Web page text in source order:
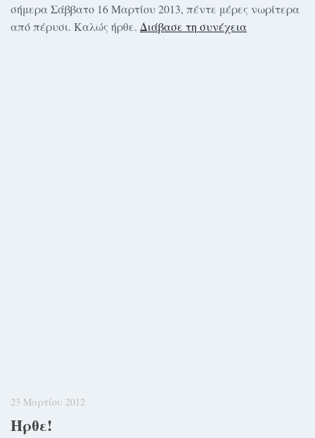
σήμερα Σάββατο 16 Μαρτίου 2013, πέντε μέρες νωρίτερα
από πέρυσι. Καλώς ήρθε. Διάβασε τη συνέχεια
23 Μαρτίου 2012
Ήρθε!